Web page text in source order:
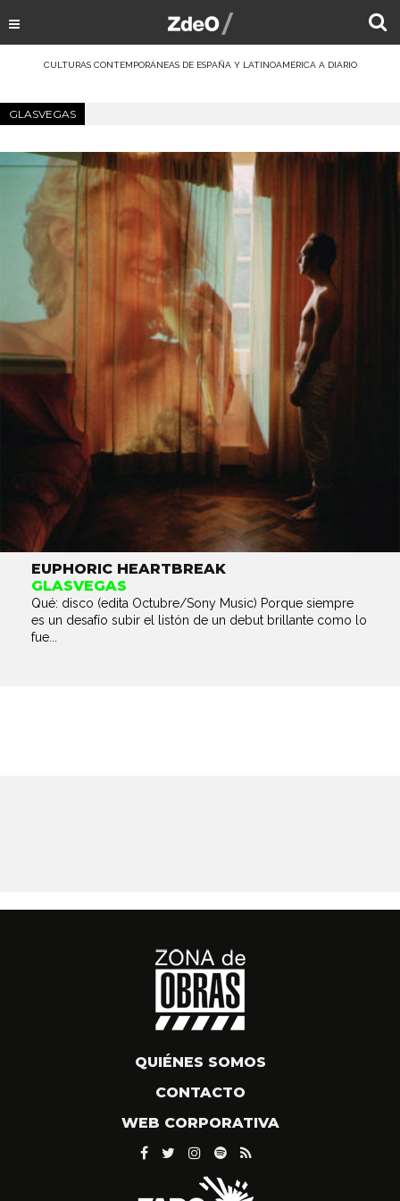
CULTURAS CONTEMPORÁNEAS DE ESPAÑA Y LATINOAMÉRICA A DIARIO
GLASVEGAS
EUPHORIC HEARTBREAK
GLASVEGAS
Qué: disco (edita Octubre/Sony Music) Porque siempre
es un desafío subir el listón de un debut brillante como lo
fue...
QUIÉNES SOMOS
CONTACTO
WEB CORPORATIVA